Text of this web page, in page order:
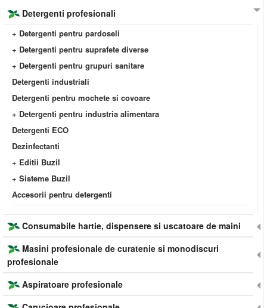
Detergenti profesionali
+ Detergenti pentru pardoseli
+ Detergenti pentru suprafete diverse
+ Detergenti pentru grupuri sanitare
Detergenti industriali
Detergenti pentru mochete si covoare
+ Detergenti pentru industria alimentara
Detergenti ECO
Dezinfectanti
+ Editii Buzil
+ Sisteme Buzil
Accesorii pentru detergenti
Consumabile hartie, dispensere si uscatoare de maini
Masini profesionale de curatenie si monodiscuri
profesionale
Aspiratoare profesionale